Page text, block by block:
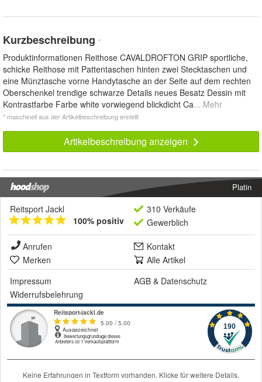
Kurzbeschreibung *
Produktinformationen Reithose CAVALDROFTON GRIP sportliche,
schicke Reithose mit Pattentaschen hinten zwei Stecktaschen und
eine Münztasche vorne Handytasche an der Seite auf dem rechten
Oberschenkel trendige schwarze Details neues Besatz Dessin mit
Kontrastfarbe Farbe white vorwiegend blickdicht Ca... Mehr
* maschinell aus der Artikelbeschreibung erstellt
Artikelbeschreibung anzeigen
Platin
Reitsport Jackl
100% positiv
310 Verkäufe
Gewerblich
Anrufen
Kontakt
Merken
Alle Artikel
Impressum
AGB & Datenschutz
Widerrufsbelehrung